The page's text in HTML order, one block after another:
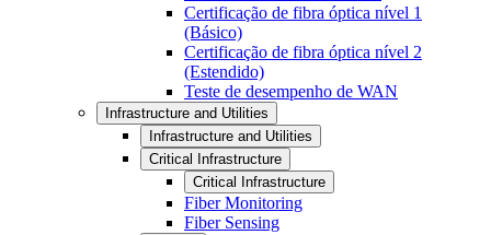
Certificação de fibra óptica nível 1
(Básico)
Certificação de fibra óptica nível 2
(Estendido)
Teste de desempenho de WAN
Infrastructure and Utilities
Infrastructure and Utilities
Critical Infrastructure
Critical Infrastructure
Fiber Monitoring
Fiber Sensing